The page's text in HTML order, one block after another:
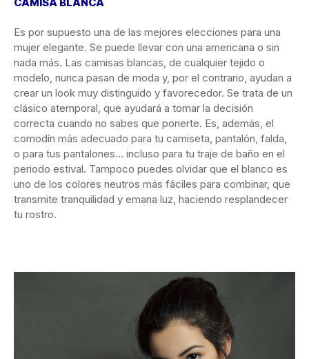
CAMISA BLANCA
Es por supuesto una de las mejores elecciones para una
mujer elegante. Se puede llevar con una americana o sin
nada más. Las camisas blancas, de cualquier tejido o
modelo, nunca pasan de moda y, por el contrario, ayudan a
crear un look muy distinguido y favorecedor. Se trata de un
clásico atemporal, que ayudará a tomar la decisión
correcta cuando no sabes que ponerte. Es, además, el
comodín más adecuado para tu camiseta, pantalón, falda,
o para tus pantalones… incluso para tu traje de baño en el
periodo estival. Tampoco puedes olvidar que el blanco es
uno de los colores neutros más fáciles para combinar, que
transmite tranquilidad y emana luz, haciendo resplandecer
tu rostro.